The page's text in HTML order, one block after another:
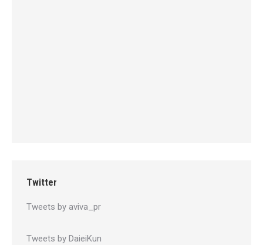
Twitter
Tweets by aviva_pr
Tweets by DaieiKun